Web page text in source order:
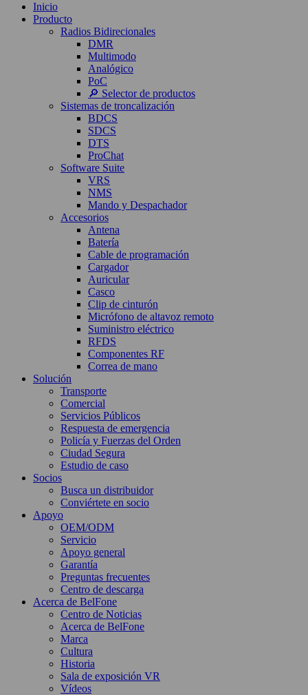
Inicio
Producto
Radios Bidirecionales
DMR
Multimodo
Analógico
PoC
🔎 Selector de productos
Sistemas de troncalización
BDCS
SDCS
DTS
ProChat
Software Suite
VRS
NMS
Mando y Despachador
Accesorios
Antena
Batería
Cable de programación
Cargador
Auricular
Casco
Clip de cinturón
Micrófono de altavoz remoto
Suministro eléctrico
RFDS
Componentes RF
Correa de mano
Solución
Transporte
Comercial
Servicios Públicos
Respuesta de emergencia
Policía y Fuerzas del Orden
Ciudad Segura
Estudio de caso
Socios
Busca un distribuidor
Conviértete en socio
Apoyo
OEM/ODM
Servicio
Apoyo general
Garantía
Preguntas frecuentes
Centro de descarga
Acerca de BelFone
Centro de Noticias
Acerca de BelFone
Marca
Cultura
Historia
Sala de exposición VR
Vídeos